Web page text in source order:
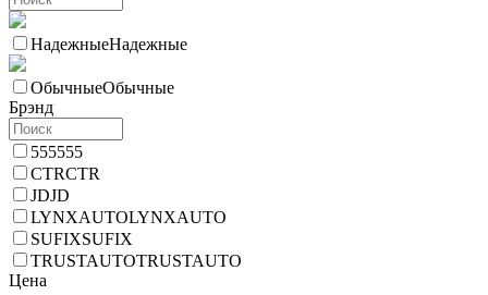
НадежныеНадежные
ОбычныеОбычные
Брэнд
555555
CTRCTR
JDJD
LYNXAUTOLYNXAUTO
SUFIXSUFIX
TRUSTAUTOTRUSTAUTO
Цена